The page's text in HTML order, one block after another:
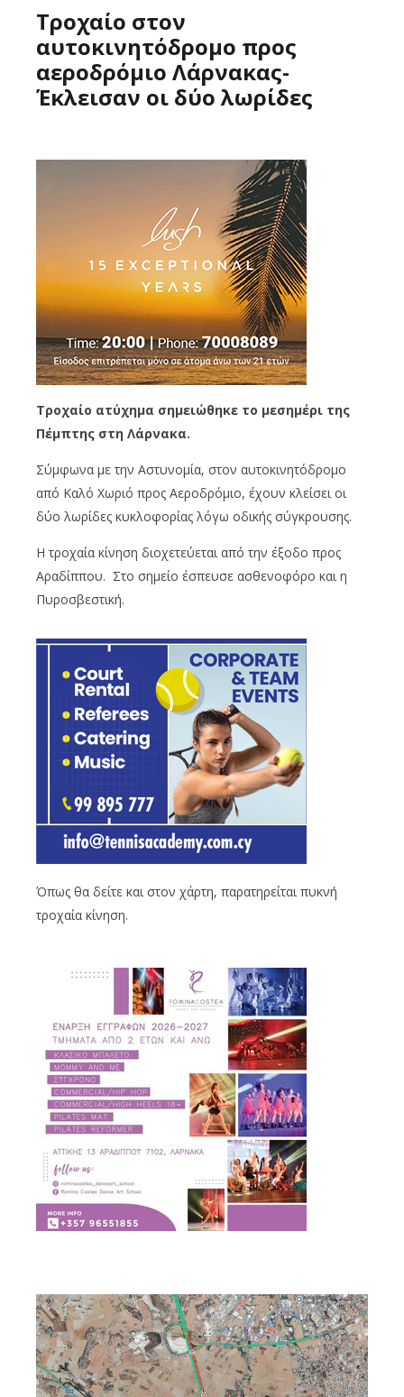
Τροχαίο στον
αυτοκινητόδρομο προς
αεροδρόμιο Λάρνακας-
Έκλεισαν οι δύο λωρίδες
Τροχαίο ατύχημα σημειώθηκε το μεσημέρι της
Πέμπτης στη Λάρνακα.
Σύμφωνα με την Αστυνομία, στον αυτοκινητόδρομο
από Καλό Χωριό προς Αεροδρόμιο, έχουν κλείσει οι
δύο λωρίδες κυκλοφορίας λόγω οδικής σύγκρουσης.
Η τροχαία κίνηση διοχετεύεται από την έξοδο προς
Αραδίππου. Στο σημείο έσπευσε ασθενοφόρο και η
Πυροσβεστική.
Όπως θα δείτε και στον χάρτη, παρατηρείται πυκνή
τροχαία κίνηση.